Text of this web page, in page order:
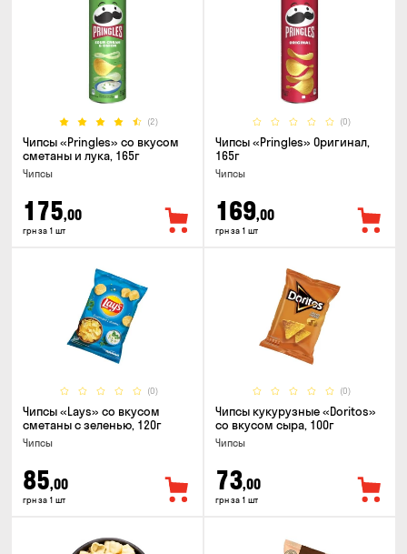
(2)
Чипсы «Pringles» со вкусом
сметаны и лука, 165г
Чипсы
175,00
грн за 1 шт
(0)
Чипсы «Pringles» Оригинал,
165г
Чипсы
169,00
грн за 1 шт
(0)
Чипсы «Lays» со вкусом
сметаны с зеленью, 120г
Чипсы
85,00
грн за 1 шт
(0)
Чипсы кукурузные «Doritos»
со вкусом сыра, 100г
Чипсы
73,00
грн за 1 шт